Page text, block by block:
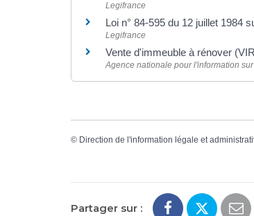
Legifrance
Loi n° 84-595 du 12 juillet 1984
Legifrance
Vente d'immeuble à rénover
Agence nationale pour l'information
© Direction de l'information légale et
Partager sur :